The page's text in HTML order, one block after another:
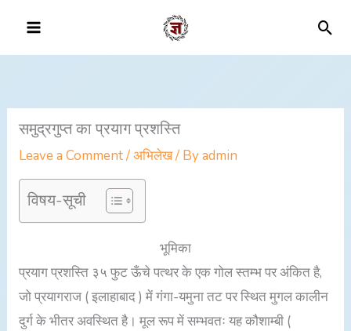
content
समुद्रगुप्त का प्रयाग प्रशस्ति
Leave a Comment/अभिलेख/ Byadmin
विषय-सूची
भूमिका
प्रयाग प्रशस्ति ३५ फुट ऊँचे पत्थर के एक गोल स्तम्भ पर अंकित है,
जो प्रयागराज ( इलाहाबाद ) में गंगा-यमुना तट पर स्थित मुगल कालीन
दुर्ग के भीतर अवस्थित है। मूल रूप में सम्भवतः यह कौशाम्बी (